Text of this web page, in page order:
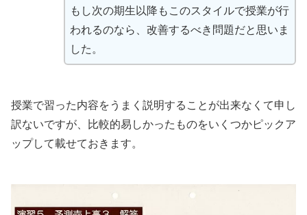
もし次の期生以降もこのスタイルで授業が行
われるのなら、改善するべき問題だと思いま
した。
授業で習った内容をうまく説明することが出来なくて申し
訳ないですが、比較的易しかったものをいくつかピックア
ップして載せておきます。